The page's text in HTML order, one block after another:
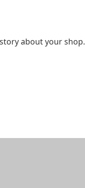
about your shop.